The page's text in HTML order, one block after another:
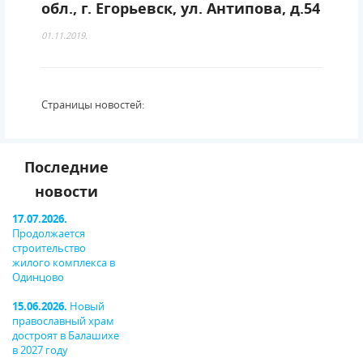
обл., г. Егорьевск, ул. Антипова, д.54
01.11.2019.
Страницы новостей:
Последние
новости
17.07.2026.
Продолжается
строительство
жилого комплекса в
Одинцово
15.06.2026. Новый
православный храм
достроят в Балашихе
в 2027 году